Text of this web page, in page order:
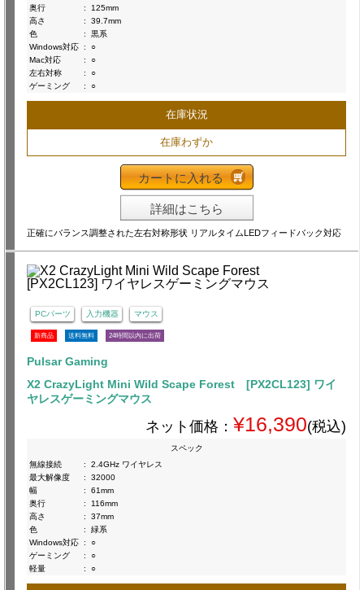
奥行 :
125mm
高さ
:
39.7mm
色
:
黒系
Windows対応 :
○
Mac対応
:
○
左右対称
:
○
ゲーミング
: ○
在庫状況
在庫わずか
カートに入れる
詳細はこちら
正確にバランス調整された左右対称形状 リアルタイムLEDフィードバック対応
PCパーツ 入力機器 マウス
新商品 送料無料 24時間以内に出荷
Pulsar Gaming
X2 CrazyLight Mini Wild Scape Forest [PX2CL123] ワイ
ヤレスゲーミングマウス
ネット価格： ¥16,390(税込)
スペック
無線接続
:
2.4GHz ワイヤレス
最大解像度
:
32000
幅
:
61mm
奥行
:
116mm
高さ
:
37mm
色
:
緑系
Windows対応 :
○
ゲーミング
:
○
軽量
: ○